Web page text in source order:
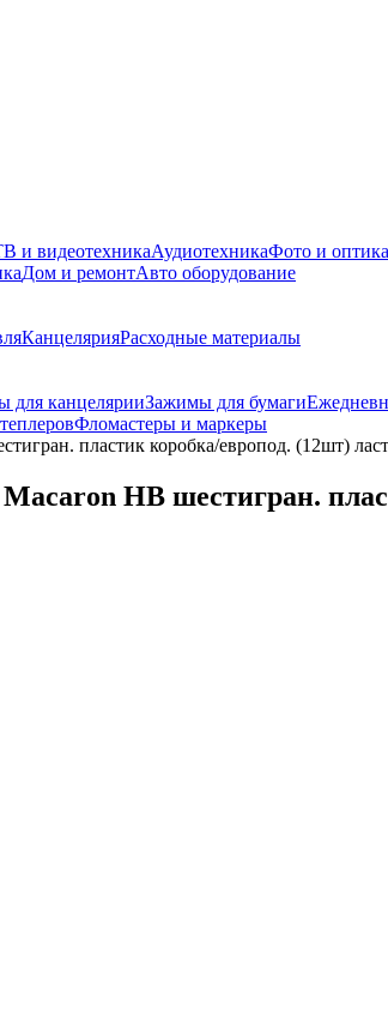
и видеотехникаАудиотехникаФото и оптика
Дом и ремонтАвто оборудование
КанцелярияРасходные материалы
для канцелярииЗажимы для бумаги
Фломастеры и маркеры
пластик коробка/европод. (12шт)
HB шестигран.